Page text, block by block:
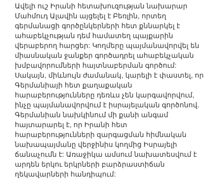
Ավելի ուշ Իրանի հետախուզության նախարար
Մահմուդ Ալավին այցելել է Բեռլին, որտեղ
գերմանացի գործընկերների հետ քննարկել է
ահաբեկչության դեմ համատեղ պայքարին
վերաբերող հարցեր: Կողմերը պայմանավորվել են
միասնական ջանքեր գործադրել ահաբեկչական
խմբավորումների հայտնաբերման գործում:
Սակայն, միևնույն ժամանակ, կարելի է փաստել, որ
Գերմանիայի հետ քաղաքական
հարաբերությունները դեռևս չեն կարգավորվում,
ինչը պայմանավորվում է իսրայելական գործոնով.
Գերմանիան նախկինում մի քանի անգամ
հայտարարել է, որ Իրանի հետ
հարաբերությունների զարգացման հիմնական
նախապայմանը վերջինիս կողմից Իսրայելի
ճանաչումն է: Առաջիկա ամսում նախատեսվում է
արդեն երկու երկրների բարձրաստիճան
ղեկավարների հանդիպում: